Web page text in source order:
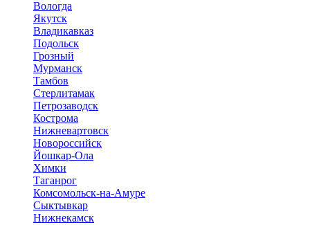
Вологда
Якутск
Владикавказ
Подольск
Грозный
Мурманск
Тамбов
Стерлитамак
Петрозаводск
Кострома
Нижневартовск
Новороссийск
Йошкар-Ола
Химки
Таганрог
Комсомольск-на-Амуре
Сыктывкар
Нижнекамск